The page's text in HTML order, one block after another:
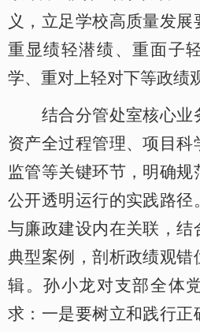
义，立足学校高质量发
重显绩轻潜绩、重面子
学、重对上轻对下等政绩
结合分管处室核心
资产全过程管理、项目科
监管等关键环节，明确规
公开透明运行的实践路
与廉政建设内在关联，结
典型案例，剖析政绩观错
辑。孙小龙对支部全体
求：一是要树立和践行正